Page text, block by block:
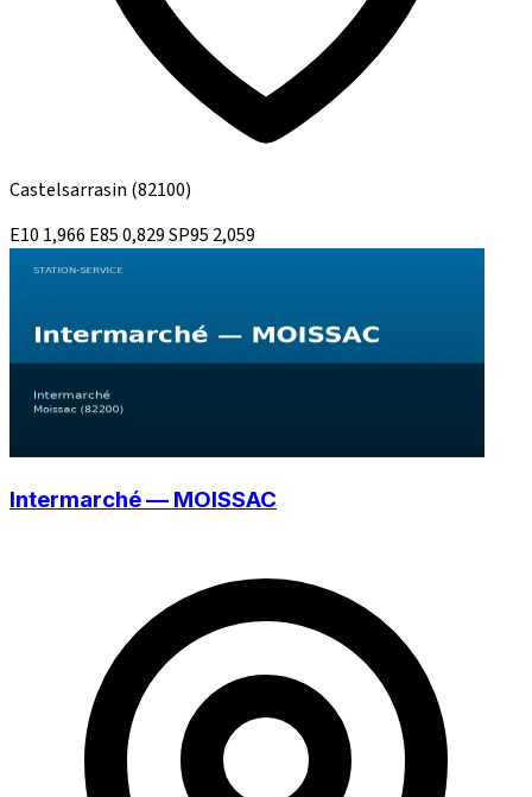
Castelsarrasin (82100)
E10 1,966 E850,829SP95 2,059
Intermarché — MOISSAC